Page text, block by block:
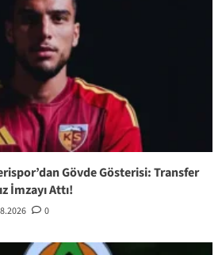
Gövde Gösterisi: Transfer
İmzayı Attı!
0